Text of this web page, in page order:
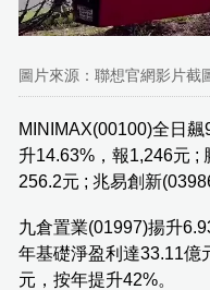
圖片來源：聯想官網影片截
MINIMAX(00100)全日
升14.63%，報1,246元 ;
256.2元 ; 兆易創新
九倉置業(01997)揚升
年基礎淨盈利達33.11億
元，按年提升42%。